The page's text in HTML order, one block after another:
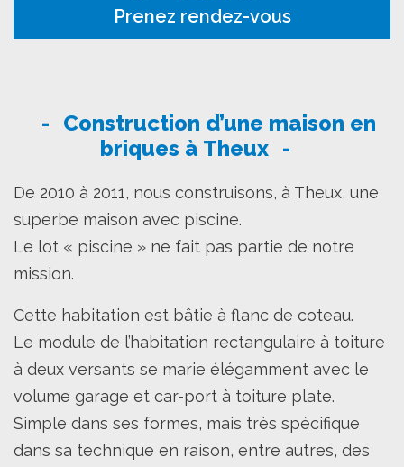
Prenez rendez-vous
Construction d’une maison en
briques à Theux
De 2010 à 2011, nous construisons, à Theux, une
superbe maison avec piscine.
Le lot « piscine » ne fait pas partie de notre
mission.
Cette habitation est bâtie à flanc de coteau.
Le module de l’habitation rectangulaire à toiture
à deux versants se marie élégamment avec le
volume garage et car-port à toiture plate.
Simple dans ses formes, mais très spécifique
dans sa technique en raison, entre autres, des